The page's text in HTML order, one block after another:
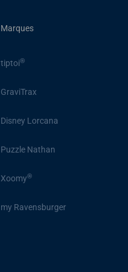
Marques
tiptoi®
GraviTrax
Disney Lorcana
Puzzle Nathan
Xoomy®
my Ravensburger